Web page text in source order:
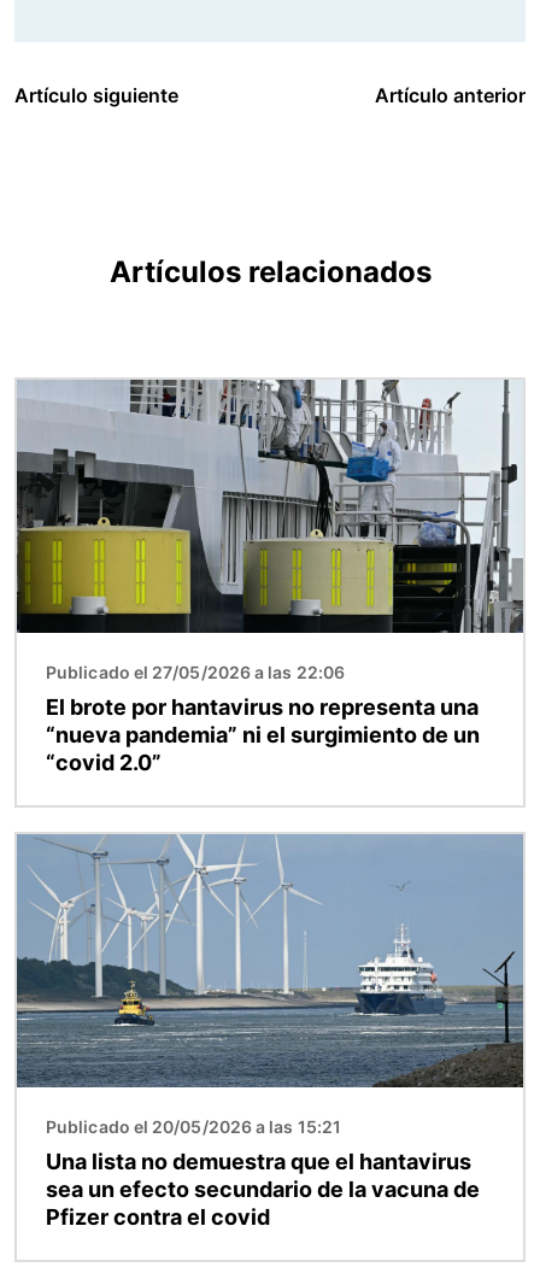
Artículo siguiente Artículo anterior
Artículos relacionados
Publicado el 27/05/2026 a las 22:06
El brote por hantavirus no representa una
“nueva pandemia” ni el surgimiento de un
“covid 2.0”
Imagen
Publicado el 20/05/2026 a las 15:21
Una lista no demuestra que el hantavirus
sea un efecto secundario de la vacuna de
Pfizer contra el covid